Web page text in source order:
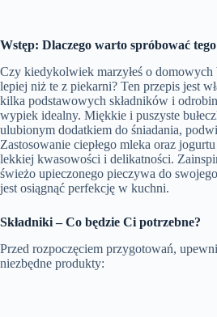
Wstęp: Dlaczego warto spróbować
Czy kiedykolwiek marzyłeś o domowych
lepiej niż te z piekarni? Ten przepis jest
kilka podstawowych składników i
wypiek idealny. Miękkie i puszyste
ulubionym dodatkiem do śniadania,
Zastosowanie ciepłego mleka oraz
lekkiej kwasowości i delikatności.
świeżo upieczonego pieczywa do
jest osiągnąć perfekcję w kuchni.
Składniki – Co będzie Ci potrzebne?
Przed rozpoczęciem przygotowań,
niezbędne produkty: